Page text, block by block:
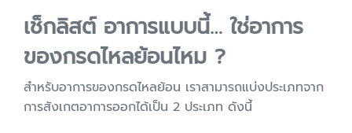
เช็กลิสต์ อาการแบบนี้… ใช่อาการ
ของกรดไหลย้อนไหม ?
สำหรับอาการของกรดไหลย้อน เราสามารถแบ่งประเภทจาก
การสังเกตอาการออกได้เป็น 2 ประเภท ดังนี้